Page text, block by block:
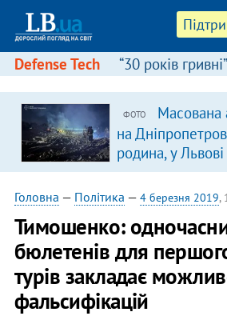
Defense Tech “30 років гривні”
ФОТО
Масована
на
родина, у
(доповнюється)
Головна — Політика — 4 березня 2019,
Тимошенко:
бюлетенів для
турів закладає
фальсифікацій